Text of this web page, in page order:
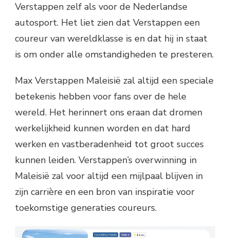
Verstappen zelf als voor de Nederlandse
autosport. Het liet zien dat Verstappen een
coureur van wereldklasse is en dat hij in staat
is om onder alle omstandigheden te presteren.
Max Verstappen Maleisië zal altijd een speciale
betekenis hebben voor fans over de hele
wereld. Het herinnert ons eraan dat dromen
werkelijkheid kunnen worden en dat hard
werken en vastberadenheid tot groot succes
kunnen leiden. Verstappen’s overwinning in
Maleisië zal voor altijd een mijlpaal blijven in
zijn carrière en een bron van inspiratie voor
toekomstige generaties coureurs.